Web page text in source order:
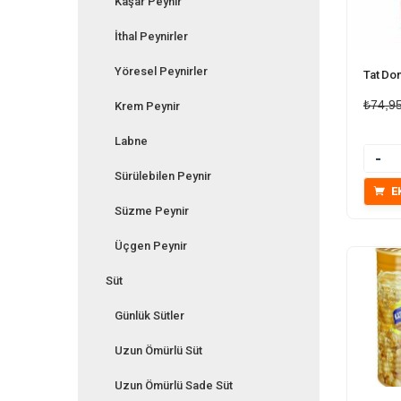
Tat
₺
İthal Peynirler
Yöresel Peynirler
Krem Peynir
Labne
Sürülebilen Peynir
Süzme Peynir
Üçgen Peynir
Süt
Günlük Sütler
Uzun Ömürlü Süt
Uzun Ömürlü Sade Süt